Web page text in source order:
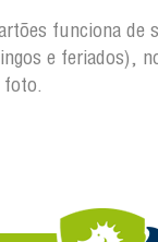
funciona de
e feriados),